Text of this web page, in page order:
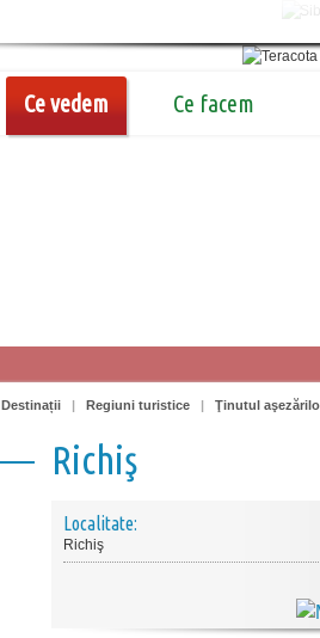
Ce vedem Ce facem
Destinații | Regiuni turistice | Ţinutul
Richiş
Localitate:
Richiş